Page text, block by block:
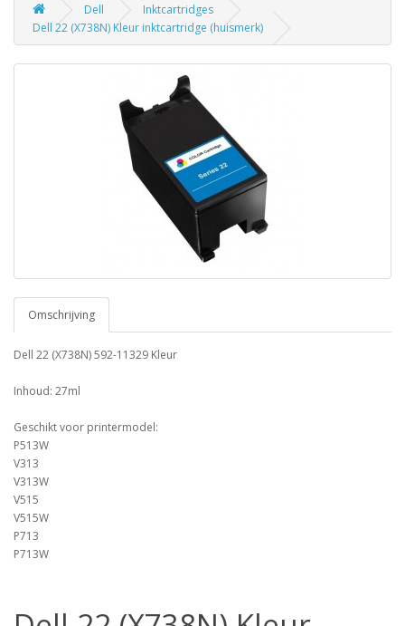
Dell
Inktcartridges
Dell 22 (X738N) Kleur inktcartridge (huismerk)
Omschrijving
Dell 22 (X738N) 592-11329 Kleur
Inhoud: 27ml
Geschikt voor printermodel:
P513W
V313
V313W
V515
V515W
P713
P713W